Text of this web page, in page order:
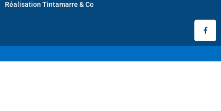
Réalisation Tintamarre & Co